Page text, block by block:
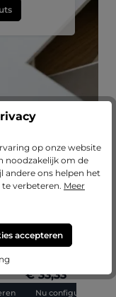
van 5 op 5 sterren
fotokader Lilly op
maat
€ 33,33
Nu configureren
op onze website
noodzakelijk om de
ons helpen het
verbeteren. Meer
accepteren